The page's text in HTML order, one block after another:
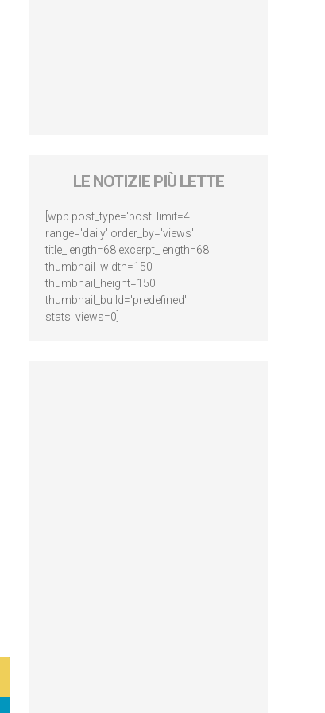
LE NOTIZIE PIÙ LETTE
[wpp post_type='post' limit=4
range='daily' order_by='views'
title_length=68 excerpt_length=68
thumbnail_width=150
thumbnail_height=150
thumbnail_build='predefined'
stats_views=0]